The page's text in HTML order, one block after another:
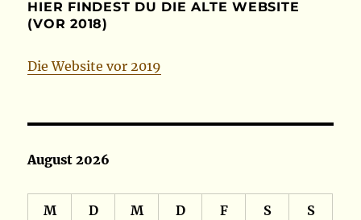
HIER FINDEST DU DIE ALTE WEBSITE
(VOR 2018)
Die Website vor 2019
August 2026
M D M D F S S